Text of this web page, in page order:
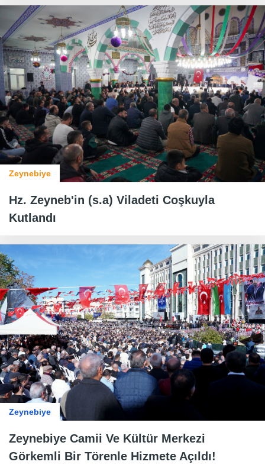
Zeynebiye
Hz. Zeyneb'in (s.a) Viladeti Coşkuyla
Kutlandı
Zeynebiye
Zeynebiye Camii Ve Kültür Merkezi
Görkemli Bir Törenle Hizmete Açıldı!